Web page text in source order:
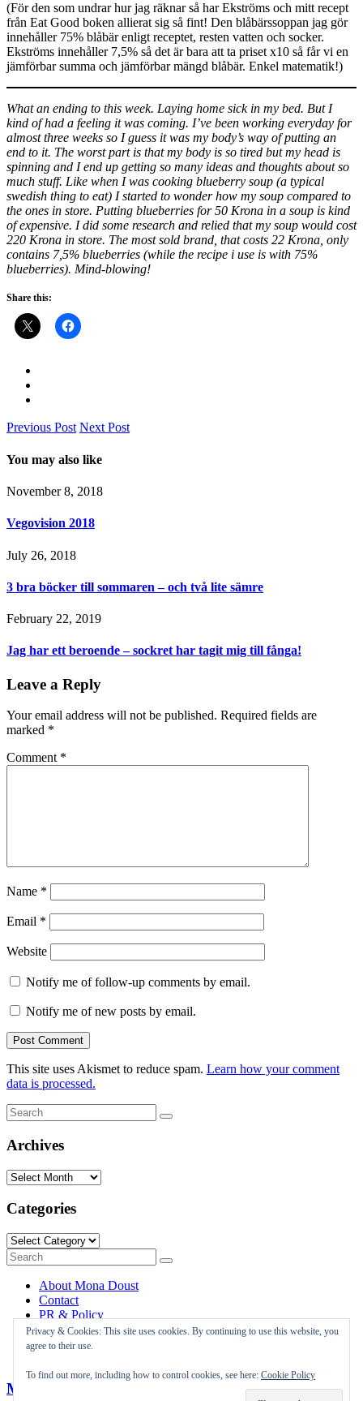
(För den som undrar hur jag räknar så har Ekströms och mitt recept
från Eat Good boken allierat sig så fint! Den blåbärssoppan jag gör
innehåller 75% blåbär enligt receptet, resten vatten och socker.
Ekströms innehåller 7,5% så det är bara att ta priset x10 så får vi en
jämförbar summa och jämförbar mängd blåbär. Enkel matematik!)
What an ending to this week. Laying home sick in my bed. But I
kind of had a feeling it was coming. I’ve been working everyday for
almost three weeks so I guess it was my body’s way of putting an
end to it. The worst part is that my body is so tired but my head is
spinning and I end up getting so many ideas and thoughts about so
much stuff. Like when I was cooking blueberry soup (a typical
swedish thing to eat) I started to wonder how my soup compared to
the ones in store. Putting blueberries for 50 Krona in a soup is kind
of expensive. I did some research and relied that my soup would cost
220 Krona in store. The most sold brand, that costs 22 Krona, only
contains 7,5% blueberries (while the recipe i use is with 75%
blueberries). Mind-blowing!
Share this:
Previous Post Next Post
You may also like
November 8, 2018
Vegovision 2018
July 26, 2018
3 bra böcker till sommaren – och två lite sämre
February 22, 2019
Jag har ett beroende – sockret har tagit mig till fånga!
Leave a Reply
Your email address will not be published. Required fields are
marked *
Comment *
Name *
Email *
Website
Notify me of follow-up comments by email.
Notify me of new posts by email.
This site uses Akismet to reduce spam. Learn how your comment
data is processed.
Search
for:
Search
Archives
Archives
Categories
Categories
Search
for:
Search
About Mona Doust
Contact
PR & Policy
Travel destinations
Mona Doust
Privacy & Cookies: This site uses cookies. By continuing to use this website, you
agree to their use.
To find out more, including how to control cookies, see here: Cookie Policy